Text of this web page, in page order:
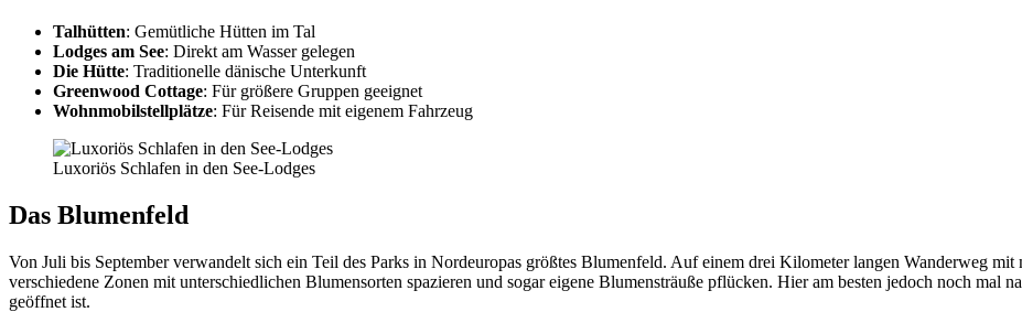
Talhütten: Gemütliche Hütten im Tal
Lodges am See: Direkt am Wasser gelegen
Die Hütte: Traditionelle dänische Unterkunft
Greenwood Cottage: Für größere Gruppen geeignet
Wohnmobilstellplätze: Für Reisende mit eigenem Fahrzeug
Luxoriös Schlafen in den See-Lodges
Das Blumenfeld
Von Juli bis September verwandelt sich ein Teil des Parks in Nordeuropas größtes Blumenfeld. Auf einem drei Kilometer langen Wanderweg
verschiedene Zonen mit unterschiedlichen Blumensorten spazieren und sogar eigene Blumensträuße pflücken. Hier am besten jedoch noch mal
geöffnet ist.